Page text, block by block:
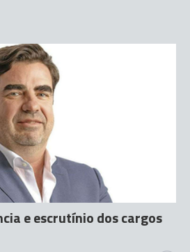
e escrutínio dos cargos